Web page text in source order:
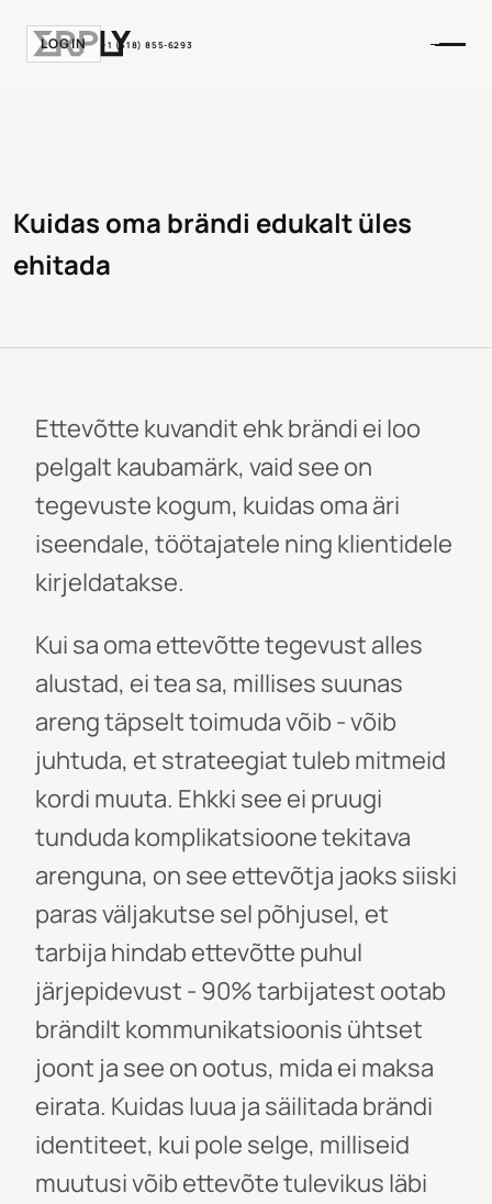
LOGIN +1 (518) 855-6293
Kuidas oma brändi edukalt üles
ehitada
Ettevõtte kuvandit ehk brändi ei loo
pelgalt kaubamärk, vaid see on
tegevuste kogum, kuidas oma äri
iseendale, töötajatele ning klientidele
kirjeldatakse.
Kui sa oma ettevõtte tegevust alles
alustad, ei tea sa, millises suunas
areng täpselt toimuda võib - võib
juhtuda, et strateegiat tuleb mitmeid
kordi muuta. Ehkki see ei pruugi
tunduda komplikatsioone tekitava
arenguna, on see ettevõtja jaoks siiski
paras väljakutse sel põhjusel, et
tarbija hindab ettevõtte puhul
järjepidevust - 90% tarbijatest ootab
brändilt kommunikatsioonis ühtset
joont ja see on ootus, mida ei maksa
eirata. Kuidas luua ja säilitada brändi
identiteet, kui pole selge, milliseid
muutusi võib ettevõte tulevikus läbi